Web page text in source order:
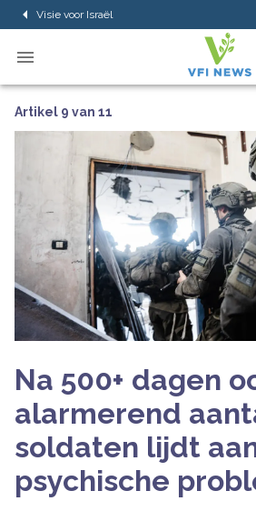
Visie voor Israël
Artikel 9 van 11
Na 500+ dagen
alarmerend
soldaten lijdt
psychische